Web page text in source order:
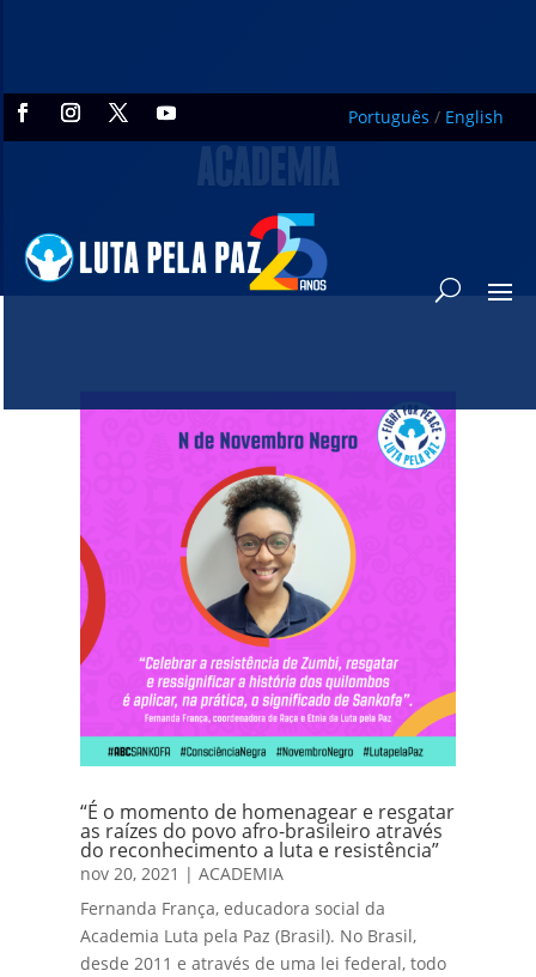
Português / English
“É o momento de homenagear e resgatar
as raízes do povo afro-brasileiro através
do reconhecimento a luta e resistência”
nov 20, 2021 |ACADEMIA
Fernanda França, educadora social da
Academia Luta pela Paz (Brasil). No Brasil,
desde 2011 e através de uma lei federal, todo